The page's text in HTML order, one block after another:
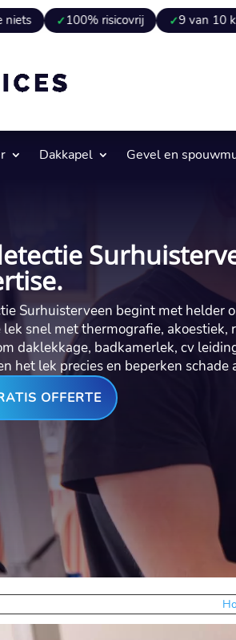
100% risicovrij 9 van 10 keer
Dakkapel Gevel en
Surhuisterveen begint met helder
lek snel met thermografie,
daklekkage, badkamerlek, cv
het lek precies en beperken
OFFERTE